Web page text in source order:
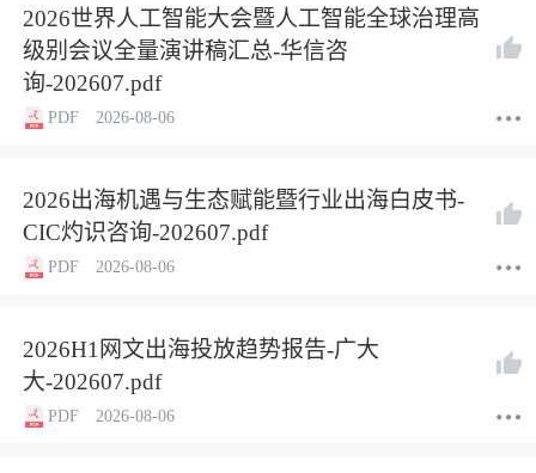
2026世界人工智能大会暨人工智能全球治理高
级别会议全量演讲稿汇总-华信咨
询-202607.pdf
PDF 2026-08-06
2026出海机遇与生态赋能暨行业出海白皮书-
CIC灼识咨询-202607.pdf
PDF 2026-08-06
2026H1网文出海投放趋势报告-广大
大-202607.pdf
PDF 2026-08-06